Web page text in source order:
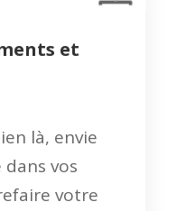
et
là, envie
vos
votre